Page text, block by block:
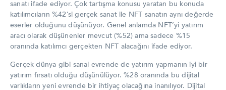
sanatı ifade ediyor. Çok tartışma konusu yaratan bu konuda
katılımcıların %42’si gerçek sanat ile NFT sanatın aynı değerde
eserler olduğunu düşünüyor. Genel anlamda NFT’yi yatırım
aracı olarak düşünenler mevcut (%52) ama sadece %15
oranında katılımcı gerçekten NFT alacağını ifade ediyor.
Gerçek dünya gibi sanal evrende de yatırım yapmanın iyi bir
yatırım fırsatı olduğu düşünülüyor. %28 oranında bu dijital
varlıkların yeni evrende bir ihtiyaç olacağına inanılıyor. Dijital